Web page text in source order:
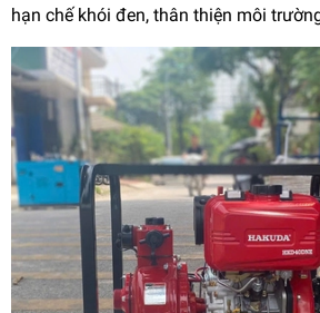
hạn chế khói đen, thân thiện môi